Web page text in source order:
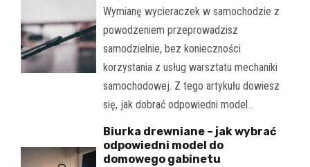
Wymianę wycieraczek w samochodzie z
powodzeniem przeprowadzisz
samodzielnie, bez konieczności
korzystania z usług warsztatu mechaniki
samochodowej. Z tego artykułu dowiesz
się, jak dobrać odpowiedni model…
Biurka drewniane – jak wybrać
odpowiedni model do
domowego gabinetu